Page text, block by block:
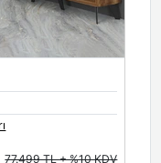
77.499 TL + %10 KDV